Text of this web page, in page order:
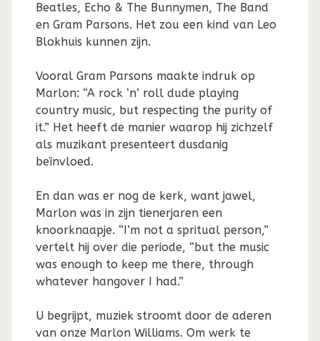
Beatles, Echo & The Bunnymen, The Band
en Gram Parsons. Het zou een kind van Leo
Blokhuis kunnen zijn.
Vooral Gram Parsons maakte indruk op
Marlon: “A rock ‘n’ roll dude playing
country music, but respecting the purity of
it.” Het heeft de manier waarop hij zichzelf
als muzikant presenteert dusdanig
beïnvloed.
En dan was er nog de kerk, want jawel,
Marlon was in zijn tienerjaren een
knoorknaapje. “I’m not a spritual person,”
vertelt hij over die periode, “but the music
was enough to keep me there, through
whatever hangover I had.”
U begrijpt, muziek stroomt door de aderen
van onze Marlon Williams. Om werk te